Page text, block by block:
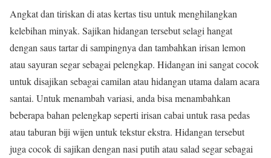
Angkat dan tiriskan di atas kertas tisu untuk menghilangkan
kelebihan minyak. Sajikan hidangan tersebut selagi hangat
dengan saus tartar di sampingnya dan tambahkan irisan lemon
atau sayuran segar sebagai pelengkap. Hidangan ini sangat cocok
untuk disajikan sebagai camilan atau hidangan utama dalam acara
santai. Untuk menambah variasi, anda bisa menambahkan
beberapa bahan pelengkap seperti irisan cabai untuk rasa pedas
atau taburan biji wijen untuk tekstur ekstra. Hidangan tersebut
juga cocok di sajikan dengan nasi putih atau salad segar sebagai